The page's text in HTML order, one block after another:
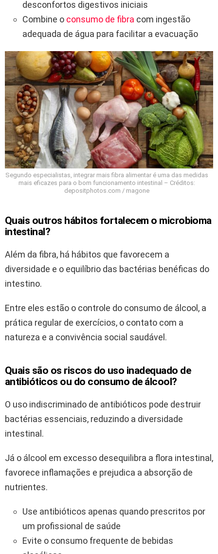
desconfortos digestivos iniciais
Combine o consumo de fibra com ingestão
adequada de água para facilitar a evacuação
Segundo especialistas, integrar mais fibra alimentar é uma das medidas
mais eficazes para o bom funcionamento intestinal – Créditos:
depositphotos.com / magone
Quais outros hábitos fortalecem o microbioma
intestinal ?
Além da fibra, há hábitos que favorecem a
diversidade e o equilíbrio das bactérias benéficas do
intestino.
Entre eles estão o controle do consumo de álcool, a
prática regular de exercícios, o contato com a
natureza e a convivência social saudável.
Quais são os riscos do uso inadequado de
antibióticos ou do consumo de álcool?
O uso indiscriminado de antibióticos pode destruir
bactérias essenciais, reduzindo a diversidade
intestinal.
Já o álcool em excesso desequilibra a flora intestinal,
favorece inflamações e prejudica a absorção de
nutrientes.
Use antibióticos apenas quando prescritos por
um profissional de saúde
Evite o consumo frequente de bebidas